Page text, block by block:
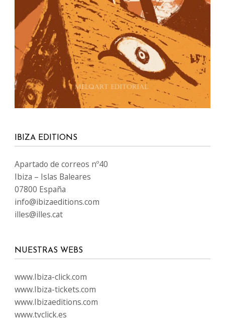
IBIZA EDITIONS
Apartado de correos nº40
Ibiza – Islas Baleares
07800 España
info@ibizaeditions.com
illes@illes.cat
NUESTRAS WEBS
www.Ibiza-click.com
www.Ibiza-tickets.com
www.Ibizaeditions.com
www.tvclick.es